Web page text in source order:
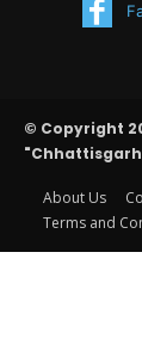
© Copyright
"Chhattisgarh
About Us
Terms and